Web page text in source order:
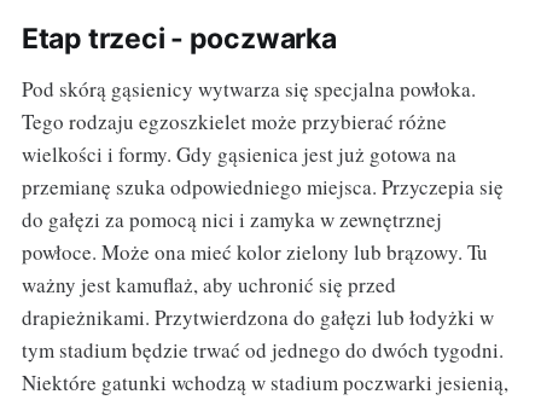
Etap trzeci - poczwarka
Pod skórą gąsienicy wytwarza się specjalna powłoka.
Tego rodzaju egzoszkielet może przybierać różne
wielkości i formy. Gdy gąsienica jest już gotowa na
przemianę szuka odpowiedniego miejsca. Przyczepia się
do gałęzi za pomocą nici i zamyka w zewnętrznej
powłoce. Może ona mieć kolor zielony lub brązowy. Tu
ważny jest kamuflaż, aby uchronić się przed
drapieżnikami. Przytwierdzona do gałęzi lub łodyżki w
tym stadium będzie trwać od jednego do dwóch tygodni.
Niektóre gatunki wchodzą w stadium poczwarki jesienią,